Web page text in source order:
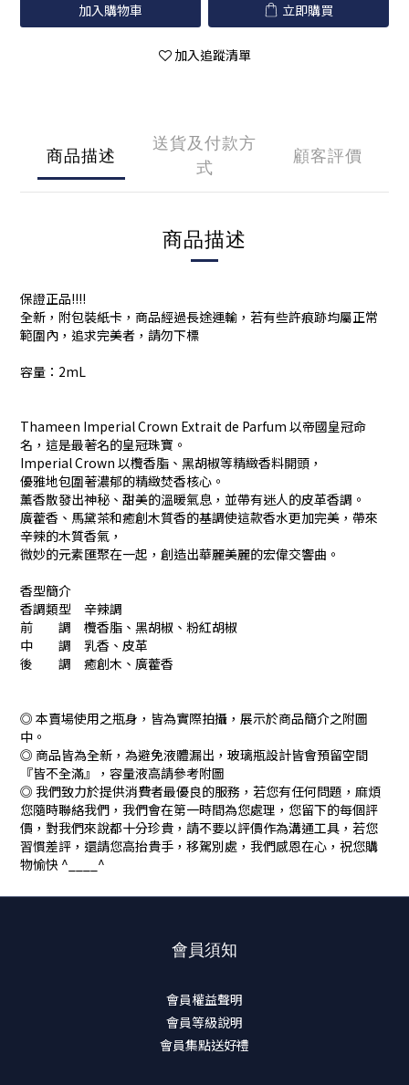
加入購物車 立即購買
加入追蹤清單
商品描述
送貨及付款方
式
顧客評價
商品描述
保證正品!!!!
全新，附包裝紙卡，商品經過長途運輸，若有些許痕跡均屬正常
範圍內，追求完美者，請勿下標
容量：2mL
Thameen Imperial Crown Extrait de Parfum 以帝國皇冠命
名，這是最著名的皇冠珠寶。
Imperial Crown 以欖香脂、黑胡椒等精緻香料開頭，
優雅地包圍著濃郁的精緻焚香核心。
薰香散發出神秘、甜美的溫暖氣息，並帶有迷人的皮革香調。
廣藿香、馬黛茶和癒創木質香的基調使這款香水更加完美，帶來
辛辣的木質香氣，
微妙的元素匯聚在一起，創造出華麗美麗的宏偉交響曲。
香型簡介
香調類型 辛辣調
前 調 欖香脂、黑胡椒、粉紅胡椒
中 調 乳香、皮革
後 調 癒創木、廣藿香
◎ 本賣場使用之瓶身，皆為實際拍攝，展示於商品簡介之附圖
中。
◎ 商品皆為全新，為避免液體漏出，玻璃瓶設計皆會預留空間
『皆不全滿』，容量液高請參考附圖
◎ 我們致力於提供消費者最優良的服務，若您有任何問題，麻煩
您隨時聯絡我們，我們會在第一時間為您處理，您留下的每個評
價，對我們來說都十分珍貴，請不要以評價作為溝通工具，若您
習慣差評，還請您高抬貴手，移駕別處，我們感恩在心，祝您購
物愉快 ^____^
會員須知
會員權益聲明
會員等級說明
會員集點送好禮